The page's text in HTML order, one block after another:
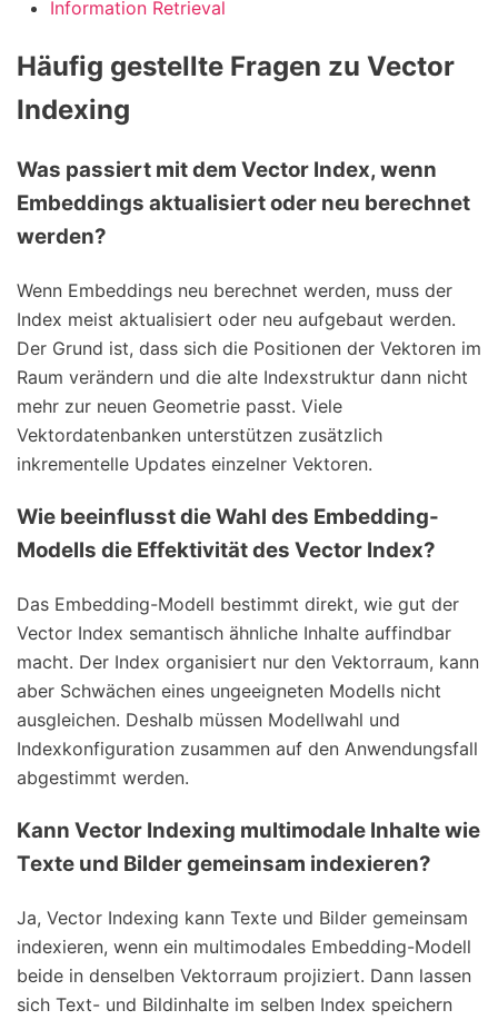
Information Retrieval
Häufig gestellte Fragen zu Vector
Indexing
Was passiert mit dem Vector Index, wenn
Embeddings aktualisiert oder neu berechnet
werden?
Wenn Embeddings neu berechnet werden, muss der
Index meist aktualisiert oder neu aufgebaut werden.
Der Grund ist, dass sich die Positionen der Vektoren im
Raum verändern und die alte Indexstruktur dann nicht
mehr zur neuen Geometrie passt. Viele
Vektordatenbanken unterstützen zusätzlich
inkrementelle Updates einzelner Vektoren.
Wie beeinflusst die Wahl des Embedding-
Modells die Effektivität des Vector Index?
Das Embedding-Modell bestimmt direkt, wie gut der
Vector Index semantisch ähnliche Inhalte auffindbar
macht. Der Index organisiert nur den Vektorraum, kann
aber Schwächen eines ungeeigneten Modells nicht
ausgleichen. Deshalb müssen Modellwahl und
Indexkonfiguration zusammen auf den Anwendungsfall
abgestimmt werden.
Kann Vector Indexing multimodale Inhalte wie
Texte und Bilder gemeinsam indexieren?
Ja, Vector Indexing kann Texte und Bilder gemeinsam
indexieren, wenn ein multimodales Embedding-Modell
beide in denselben Vektorraum projiziert. Dann lassen
sich Text- und Bildinhalte im selben Index speichern